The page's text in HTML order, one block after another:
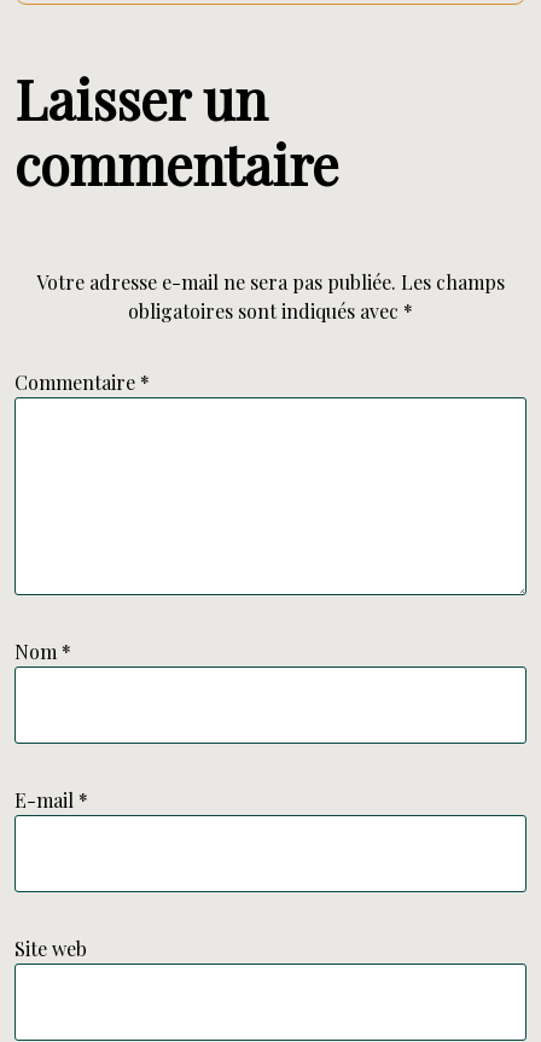
Laisser un
commentaire
Votre adresse e-mail ne sera pas publiée. Les champs
obligatoires sont indiqués avec *
Commentaire *
Nom *
E-mail *
Site web